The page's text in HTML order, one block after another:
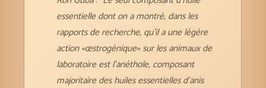
essentielle dont on a montré, dans les
rapports de recherche, qu’il a une légère
action «œstrogénique» sur les animaux de
laboratoire est l’anéthole, composant
majoritaire des huiles essentielles d’anis